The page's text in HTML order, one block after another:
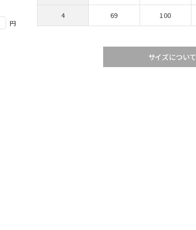
円
4 69 100
サイズについて